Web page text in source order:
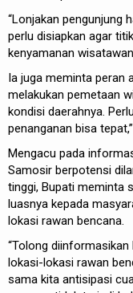
“Lonjakan pengunjung
perlu disiapkan agar
kenyamanan
Ia juga meminta peran
melakukan pemetaan
kondisi daerahnya.
penanganan bisa
Mengacu pada
Samosir berpotensi
tinggi, Bupati meminta
luasnya kepada
lokasi rawan bencana.
“Tolong
lokasi-lokasi rawan
sama kita antisipasi